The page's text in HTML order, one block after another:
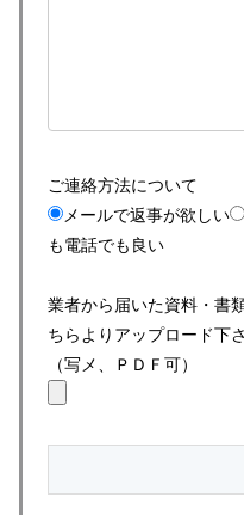
ご連絡方法について
メールで返事が欲しい
も電話でも良い
業者から届いた資料・書
ちらよりアップロード下さ
（写メ、ＰＤＦ可）